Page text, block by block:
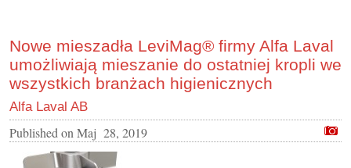
Nowe mieszadła LeviMag® firmy Alfa Laval
umożliwiają mieszanie do ostatniej kropli we
wszystkich branżach higienicznych
Alfa Laval AB
Published on Maj 28, 2019